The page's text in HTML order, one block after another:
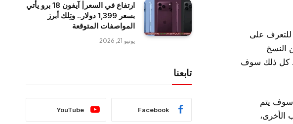
للتعرف على
النسخ
كل ذلك سوف
سوف يتم
الأخرى،
ارتفاع في السعر| آيفون 18 برو يأتي
بسعر 1,399 دولار.. وتِلك أبرز
المواصفات المتوقعة
يونيو 21, 2026
تابعنا
Facebook
YouTube